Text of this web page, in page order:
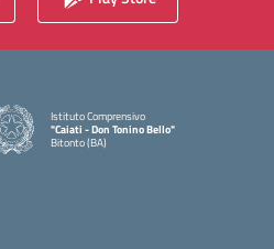
Istituto Comprensivo
"Caiati - Don Tonino Bello"
Bitonto (BA)